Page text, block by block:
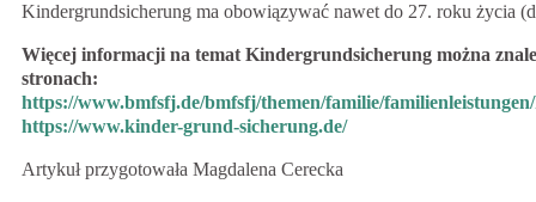
Kindergrundsicherung ma obowiązywać nawet do 27. roku życia
Więcej informacji na temat Kindergrundsicherung można
stronach:
https://www.bmfsfj.de/bmfsfj/themen/familie/
https://www.kinder-grund-sicherung.de/
Artykuł przygotowała Magdalena Cerecka